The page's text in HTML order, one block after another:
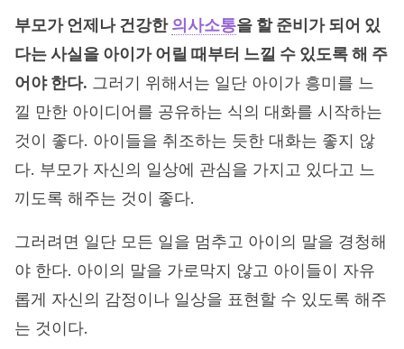
부모가 언제나 건강한의사소통을 할 준비가 되어 있
다는 사실을 아이가 어릴 때부터 느낄 수 있도록 해 주
어야 한다. 그러기 위해서는 일단 아이가 흥미를 느
낄 만한 아이디어를 공유하는 식의 대화를 시작하는
것이 좋다. 아이들을 취조하는 듯한 대화는 좋지 않
다. 부모가 자신의 일상에 관심을 가지고 있다고 느
끼도록 해주는 것이 좋다.
그러려면 일단 모든 일을 멈추고 아이의 말을 경청해
야 한다. 아이의 말을 가로막지 않고 아이들이 자유
롭게 자신의 감정이나 일상을 표현할 수 있도록 해주
는 것이다.